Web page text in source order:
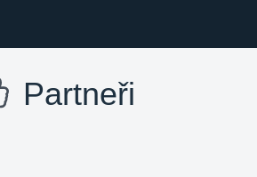
Partneři